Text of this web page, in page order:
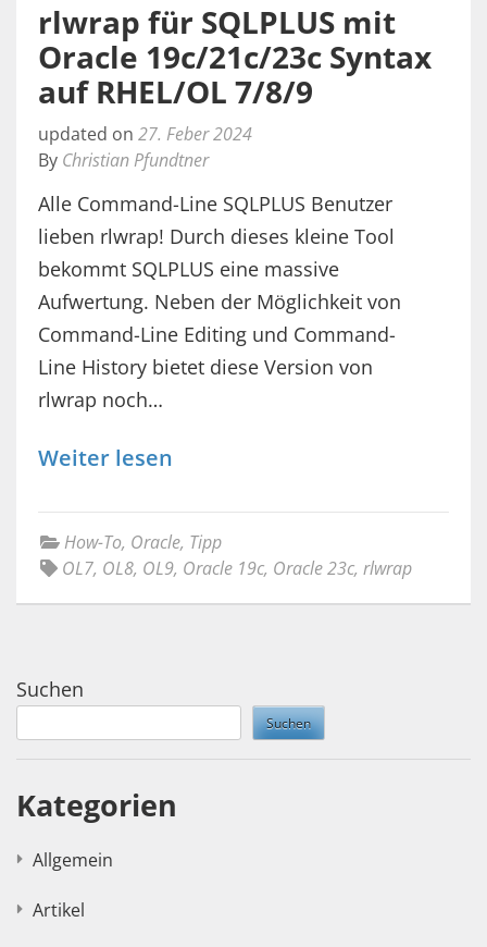
rlwrap für SQLPLUS mit
Oracle 19c/21c/23c Syntax
auf RHEL/OL 7/8/9
updated on 27. Feber 2024
By Christian Pfundtner
Alle Command-Line SQLPLUS Benutzer
lieben rlwrap! Durch dieses kleine Tool
bekommt SQLPLUS eine massive
Aufwertung. Neben der Möglichkeit von
Command-Line Editing und Command-
Line History bietet diese Version von
rlwrap noch…
Weiter lesen
How-To, Oracle, Tipp
OL7, OL8, OL9, Oracle 19c, Oracle 23c, rlwrap
Suchen
Suchen
Kategorien
Allgemein
Artikel